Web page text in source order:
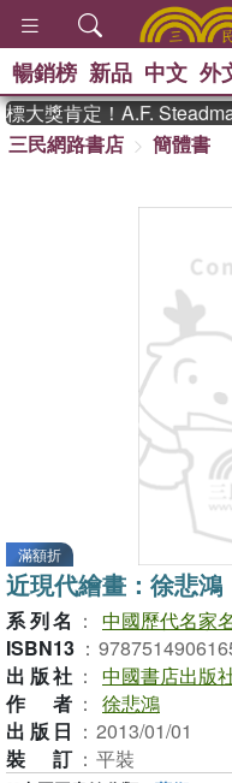
暢銷榜 新品 中文 外
大獎肯定！A.F.
三民網路書店
簡體書
滿額折
近現代繪畫：徐悲鴻
系列名 ： 中國歷代名家
ISBN13 ：
出版社 ： 中國書店出版
作者 ： 徐悲鴻
出版日 ： 2013/01/01
裝訂 ： 平裝